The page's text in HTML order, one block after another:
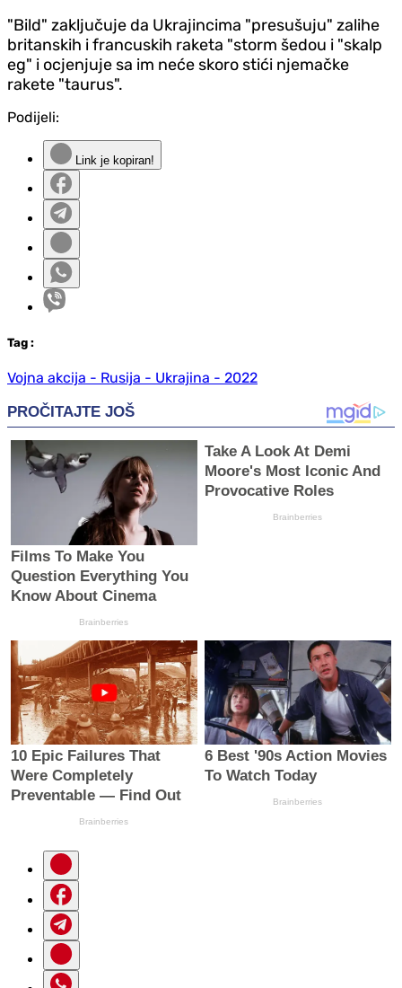
"Bild" zaključuje da Ukrajincima "presušuju" zalihe
britanskih i francuskih raketa "storm šedou i "skalp
eg" i ocjenjuje sa im neće skoro stići njemačke
rakete "taurus".
Podijeli:
Link je kopiran!
Tag :
Vojna akcija - Rusija - Ukrajina - 2022